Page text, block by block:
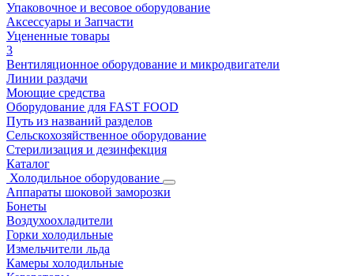
Упаковочное и весовое оборудование
Аксессуары и Запчасти
Уцененные товары
3
Вентиляционное оборудование и микродвигатели
Линии раздачи
Моющие средства
Оборудование для FAST FOOD
Путь из названий разделов
Сельскохозяйственное оборудование
Стерилизация и дезинфекция
Каталог
Холодильное оборудование
Аппараты шоковой заморозки
Бонеты
Воздухоохладители
Горки холодильные
Измельчители льда
Камеры холодильные